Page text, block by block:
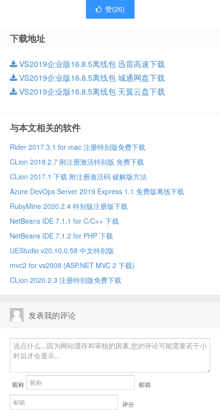
赞(26)
下载地址
VS2019企业版16.8.5离线包 迅雷高速下载
VS2019企业版16.8.5离线包 城通网盘下载
VS2019企业版16.8.5离线包 天翼云盘下载
与本文相关的软件
Rider 2017.3.1 for mac 注册特别版免费下载
CLion 2018.2.7 附注册激活特别版 免费下载
CLion 2017.1 下载 附注册激活码 破解版方法
Azure DevOps Server 2019 Express 1.1 免费版离线下载
RubyMine 2020.2.4 特别版注册版下载
NetBeans IDE 7.1.1 for C/C++ 下载
NetBeans IDE 7.1.2 for PHP 下载
UEStudio v20.10.0.58 中文特别版
mvc2 for vs2008 (ASP.NET MVC 2 下载)
CLion 2020.2.3 注册特别版免费下载
发表我的评论
昵称 邮箱
评分